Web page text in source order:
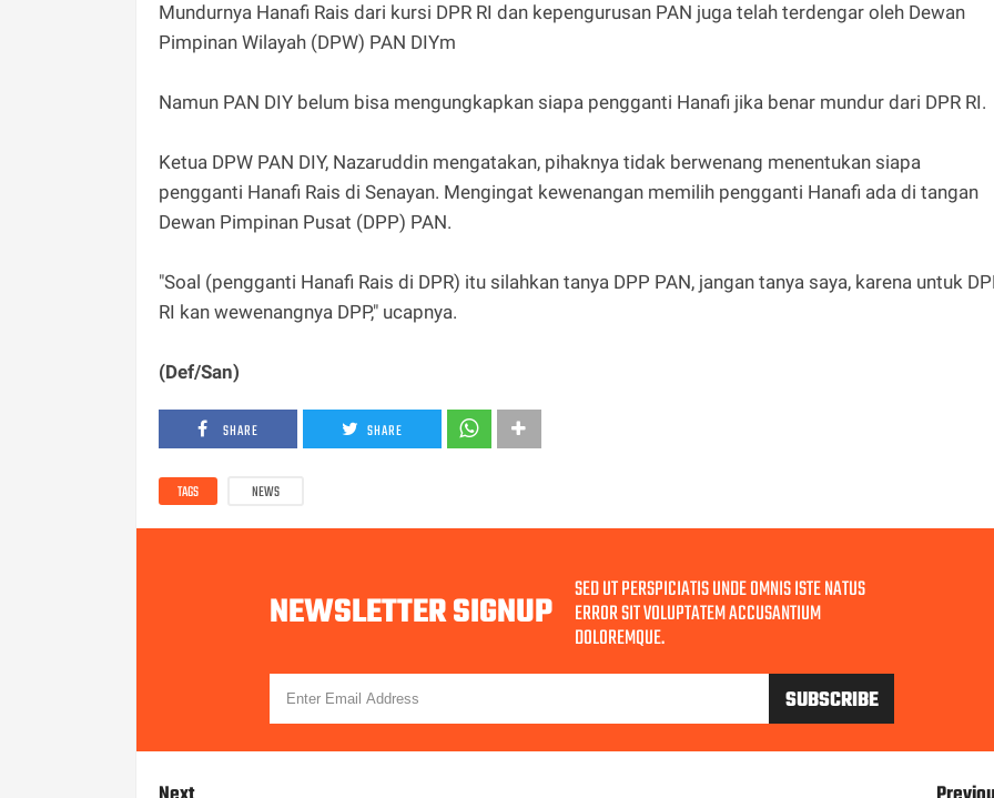
Mundurnya Hanafi Rais dari kursi DPR RI dan kepengurusan PAN juga telah terdengar oleh Dewan
Pimpinan Wilayah (DPW) PAN DIYm
Namun PAN DIY belum bisa mengungkapkan siapa pengganti Hanafi jika benar mundur dari DPR RI.
Ketua DPW PAN DIY, Nazaruddin mengatakan, pihaknya tidak berwenang menentukan siapa
pengganti Hanafi Rais di Senayan. Mengingat kewenangan memilih pengganti Hanafi ada di tangan
Dewan Pimpinan Pusat (DPP) PAN.
"Soal (pengganti Hanafi Rais di DPR) itu silahkan tanya DPP PAN, jangan tanya saya, karena untuk
RI kan wewenangnya DPP," ucapnya.
(Def/San)
SHARE SHARE
TAGS NEWS
NEWSLETTER SIGNUP SED UT PERSPICIATIS UNDE OMNIS ISTE NATUS
ERROR SIT VOLUPTATEM ACCUSANTIUM
DOLOREMQUE.